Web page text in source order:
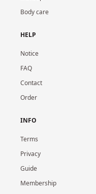
Body care
HELP
Notice
FAQ
Contact
Order
INFO
Terms
Privacy
Guide
Membership